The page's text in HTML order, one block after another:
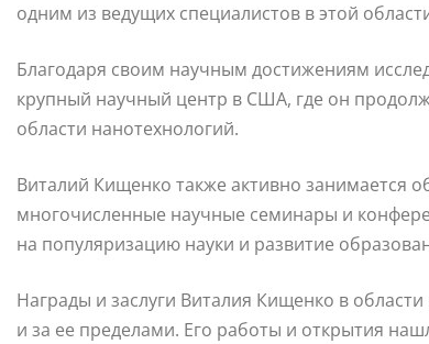
одним из ведущих специалистов в этой
Благодаря своим научным достижениям
крупный научный центр в США, где он
области нанотехнологий.
Виталий Кищенко также активно занимается
многочисленные научные семинары и
на популяризацию науки и развитие
Награды и заслуги Виталия Кищенко в
и за ее пределами. Его работы и открытия